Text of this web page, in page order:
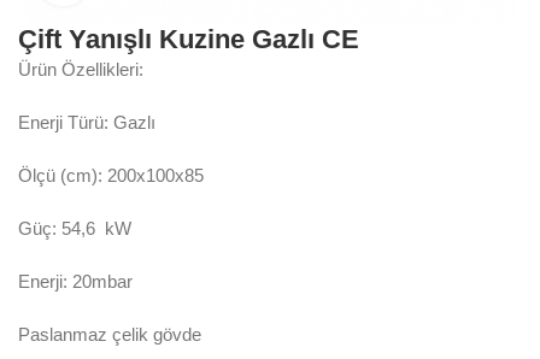
Çift Yanışlı Kuzine Gazlı CE
Ürün Özellikleri:
Enerji Türü: Gazlı
Ölçü (cm): 200x100x85
Güç: 54,6 kW
Enerji: 20mbar
Paslanmaz çelik gövde